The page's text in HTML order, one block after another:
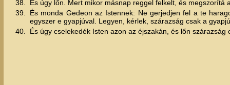
38.
És úgy lőn. Mert mikor másnap reggel felkelt, és
39.
És monda Gedeon az Istennek: Ne gerjedjen fel a te
egyszer e gyapjúval. Legyen, kérlek, szárazság csak a
40.
És úgy cselekedék Isten azon az éjszakán, és lőn